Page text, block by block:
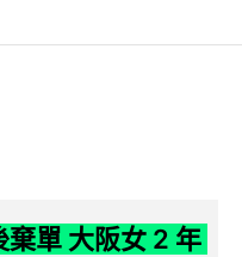
單 大阪女 2 年